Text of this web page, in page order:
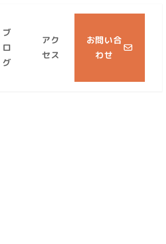
ブ
ロ
グ
アク
セス
お問い合
わせ